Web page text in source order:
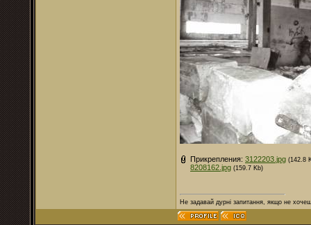
Прикрепления: 3122203.jpg (142.8
8208162.jpg (159.7 Kb)
Не задавай дурні запитання, якщо не